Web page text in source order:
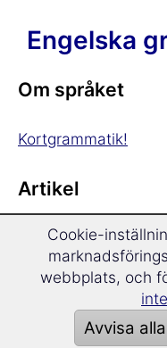
Engelska
Om språket
Kortgrammatik!
Artikel
Bestämd artikel
Obestämd artikel
Substantiv
Cookie-
webbplats, och
Avvisa alla